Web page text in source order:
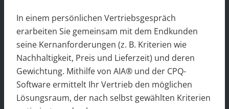
In einem persönlichen Vertriebsgespräch
erarbeiten Sie gemeinsam mit dem Endkunden
seine Kernanforderungen (z. B. Kriterien wie
Nachhaltigkeit, Preis und Lieferzeit) und deren
Gewichtung. Mithilfe von AIA® und der CPQ-
Software ermittelt Ihr Vertrieb den möglichen
Lösungsraum, der nach selbst gewählten Kriterien